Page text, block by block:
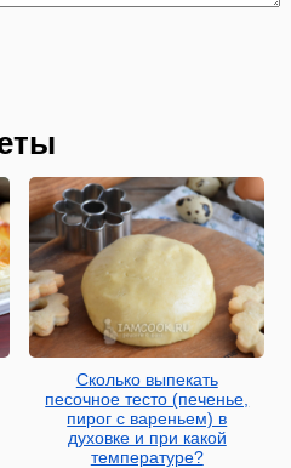
Сколько выпекать
песочное тесто (печенье,
пирог с вареньем) в
духовке и при какой
температуре?